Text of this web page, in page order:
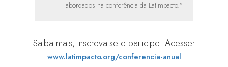
abordados na conferência da Latimpacto.”
Saiba mais, inscreva-se e participe! Acesse:
www.latimpacto.org/conferencia-anual